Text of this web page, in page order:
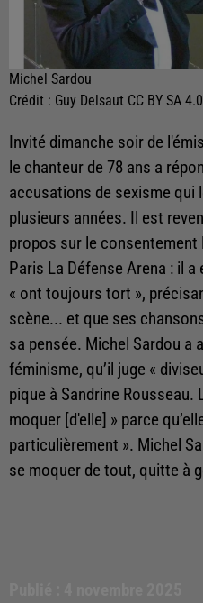
Michel Sardou
Crédit : Guy Delsaut CC BY SA 4.0
Invité dimanche soir de
le chanteur de 78 ans a
accusations de sexisme qui
plusieurs années. Il est
propos sur le consentement
Paris La Défense Arena : il
« ont toujours tort »,
scène... et que ses
sa pensée. Michel Sardou a
féminisme, qu’il juge «
pique à Sandrine Rousseau.
moquer [d'elle] » parce
particulièrement ». Michel
se moquer de tout, quitte à